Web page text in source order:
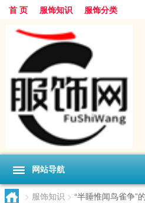
首 页 服饰知识 服饰分类
网站导航
> 服饰知识 > “半睡惟闻鸟雀争”